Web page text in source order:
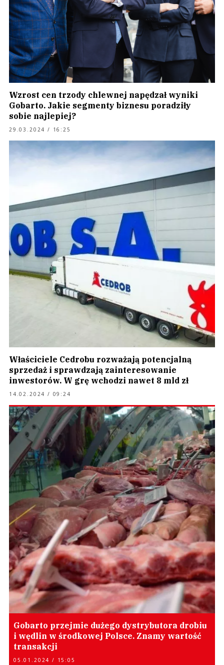
Wzrost cen trzody chlewnej napędzał wyniki
Gobarto. Jakie segmenty biznesu poradziły
sobie najlepiej?
29.03.2024 / 16:25
Właściciele Cedrobu rozważają potencjalną
sprzedaż i sprawdzają zainteresowanie
inwestorów. W grę wchodzi nawet 8 mld zł
14.02.2024 / 09:24
Gobarto przejmie dużego dystrybutora drobiu
i wędlin w środkowej Polsce. Znamy wartość
transakcji
05.01.2024 / 15:05